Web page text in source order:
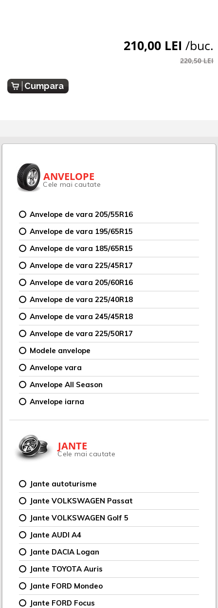
210,00 LEI /buc.
220,50 LEI
Cumpara
ANVELOPE
Cele mai cautate
Anvelope de vara 205/55R16
Anvelope de vara 195/65R15
Anvelope de vara 185/65R15
Anvelope de vara 225/45R17
Anvelope de vara 205/60R16
Anvelope de vara 225/40R18
Anvelope de vara 245/45R18
Anvelope de vara 225/50R17
Modele anvelope
Anvelope vara
Anvelope All Season
Anvelope iarna
JANTE
Cele mai cautate
Jante autoturisme
Jante VOLKSWAGEN Passat
Jante VOLKSWAGEN Golf 5
Jante AUDI A4
Jante DACIA Logan
Jante TOYOTA Auris
Jante FORD Mondeo
Jante FORD Focus